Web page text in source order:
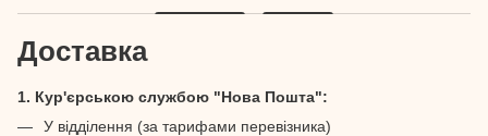
Доставка
1. Кур'єрською службою "Нова Пошта":
У відділення (за тарифами перевізника)